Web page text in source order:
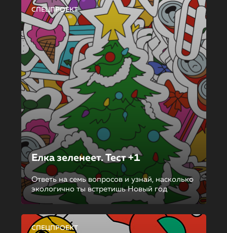
СПЕЦПРОЕКТ
Елка зеленеет. Тест +1
Ответь на семь вопросов и узнай, насколько
экологично ты встретишь Новый год
СПЕЦПРОЕКТ